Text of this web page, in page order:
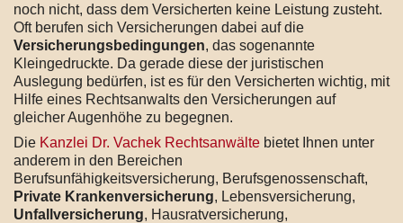
noch nicht, dass dem Versicherten keine Leistung zusteht.
Oft berufen sich Versicherungen dabei auf die
Versicherungsbedingungen, das sogenannte
Kleingedruckte. Da gerade diese der juristischen
Auslegung bedürfen, ist es für den Versicherten wichtig, mit
Hilfe eines Rechtsanwalts den Versicherungen auf
gleicher Augenhöhe zu begegnen.
Die Kanzlei Dr. Vachek Rechtsanwälte bietet Ihnen unter
anderem in den Bereichen
Berufsunfähigkeitsversicherung, Berufsgenossenschaft,
Private Krankenversicherung, Lebensversicherung,
Unfallversicherung, Hausratversicherung,